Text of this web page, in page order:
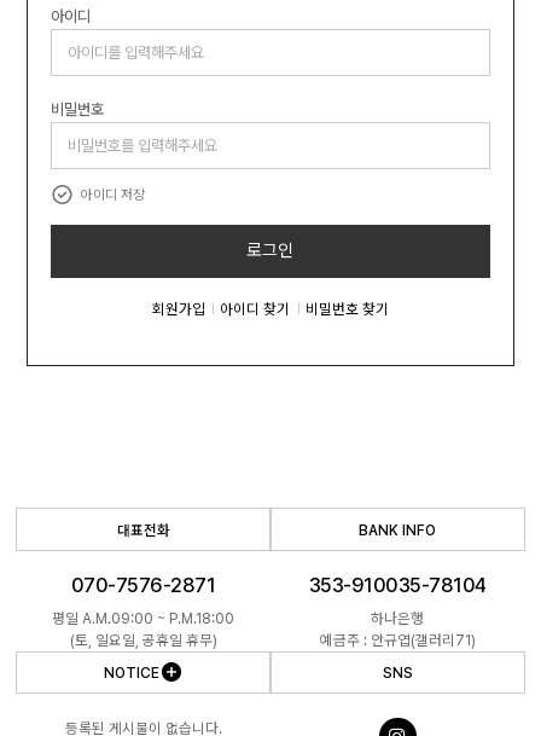
아이디
비밀번호
아이디 저장
로그인
회원가입 아이디 찾기 비밀번호 찾기
대표전화
070-7576-2871
평일 A.M.09:00 ~ P.M.18:00
(토, 일요일, 공휴일 휴무)
BANK INFO
353-910035-78104
하나은행
예금주 : 안규엽(갤러리71)
NOTICE
등록된 게시물이 없습니다.
SNS